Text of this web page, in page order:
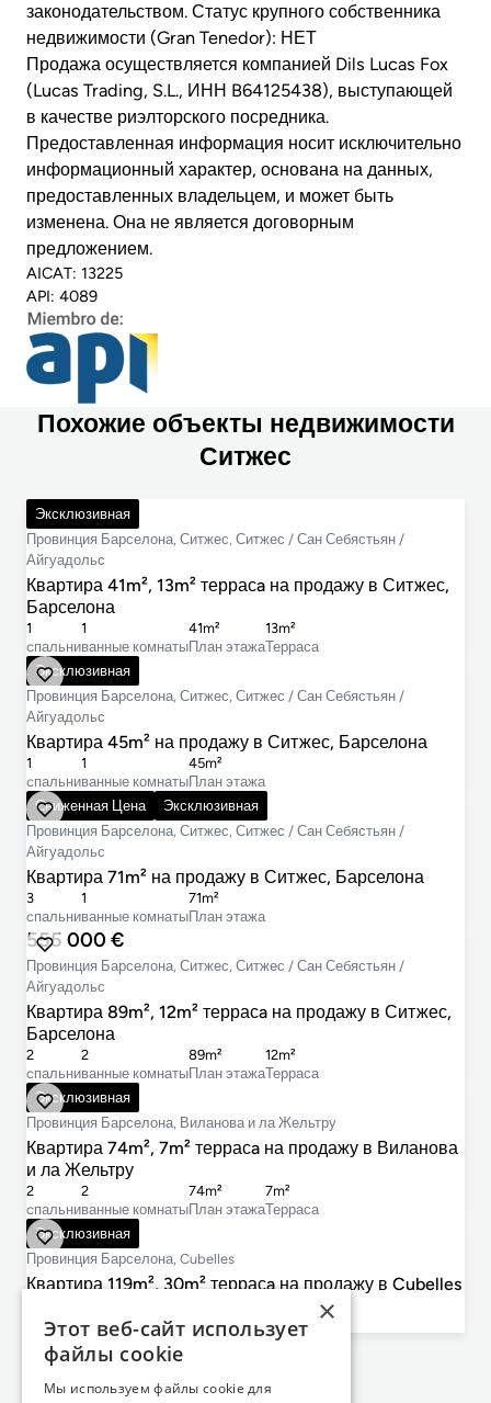
законодательством. Статус крупного собственника
недвижимости (Gran Tenedor): НЕТ
Продажа осуществляется компанией Dils Lucas Fox
(Lucas Trading, S.L., ИНН B64125438), выступающей
в качестве риэлторского посредника.
Предоставленная информация носит исключительно
информационный характер, основана на данных,
предоставленных владельцем, и может быть
изменена. Она не является договорным
предложением.
AICAT: 13225
API: 4089
Похожие объекты недвижимости
Ситжес
Эксклюзивная
397 000 €
Провинция Барселона, Ситжес, Ситжес / Сан Себястьян /
Айгуадольс
Квартира 41m², 13m² террасa на продажу в Ситжес,
Барселона
cпальни
1
ванные комнаты
1
План этажа
41m²
Терраса
13m²
Эксклюзивная
425 000 €
Провинция Барселона, Ситжес, Ситжес / Сан Себястьян /
Айгуадольс
Квартира 45m² на продажу в Ситжес, Барселона
cпальни
1
ванные комнаты
1
План этажа
45m²
Сниженная Цена Эксклюзивная
545 000 €
Провинция Барселона, Ситжес, Ситжес / Сан Себястьян /
Айгуадольс
Квартира 71m² на продажу в Ситжес, Барселона
cпальни
3
ванные комнаты
1
План этажа
71m²
555 000 €
Провинция Барселона, Ситжес, Ситжес / Сан Себястьян /
Айгуадольс
Квартира 89m², 12m² террасa на продажу в Ситжес,
Барселона
cпальни
2
ванные комнаты
2
План этажа
89m²
Терраса
12m²
Эксклюзивная
480 000 €
Провинция Барселона, Виланова и ла Жельтру
Квартира 74m², 7m² террасa на продажу в Виланова
и ла Жельтру
cпальни
2
ванные комнаты
2
План этажа
74m²
Терраса
7m²
Эксклюзивная
439 000 €
Провинция Барселона, Cubelles
Квартира 119m², 30m² террасa на продажу в Cubelles
cпальниванные комнаты План этажа Терраса
Не нашли то, что искали?
×
Этот веб-сайт использует
файлы cookie
Мы используем файлы cookie для